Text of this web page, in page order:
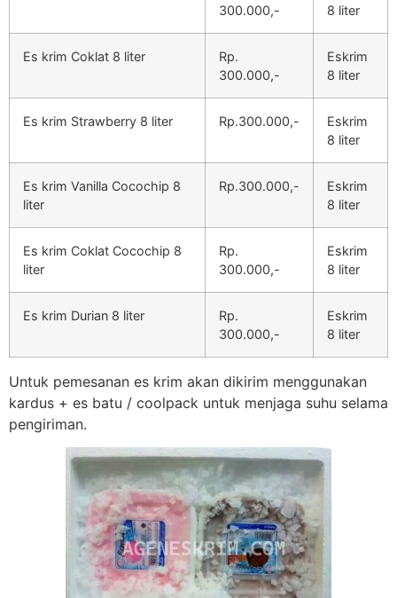
300.000,-
8 liter
Es krim Coklat 8 liter
Rp.
300.000,-
Eskrim
8 liter
Es krim Strawberry 8 liter Rp.300.000,-
Eskrim
8 liter
Es krim Vanilla Cocochip 8
liter
Rp.300.000,-
Eskrim
8 liter
Es krim Coklat Cocochip 8
liter
Rp.
300.000,-
Eskrim
8 liter
Es krim Durian 8 liter
Rp.
300.000,-
Eskrim
8 liter
Untuk pemesanan es krim akan dikirim menggunakan
kardus + es batu / coolpack untuk menjaga suhu selama
pengiriman.